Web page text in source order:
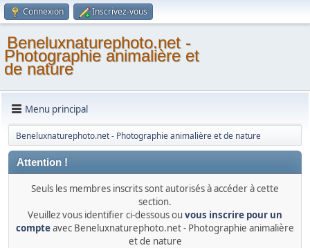
Connexion Inscrivez-vous
Beneluxnaturephoto.net -
Photographie animalière et
de nature
Menu principal
Beneluxnaturephoto.net - Photographie animalière et de nature
Attention !
Seuls les membres inscrits sont autorisés à accéder à cette
section.
Veuillez vous identifier ci-dessous ou vous inscrire pour un
compteavec Beneluxnaturephoto.net - Photographie animalière
et de nature